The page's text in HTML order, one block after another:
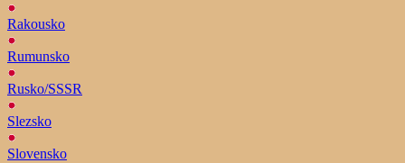
Rakousko
Rumunsko
Rusko/SSSR
Slezsko
Slovensko